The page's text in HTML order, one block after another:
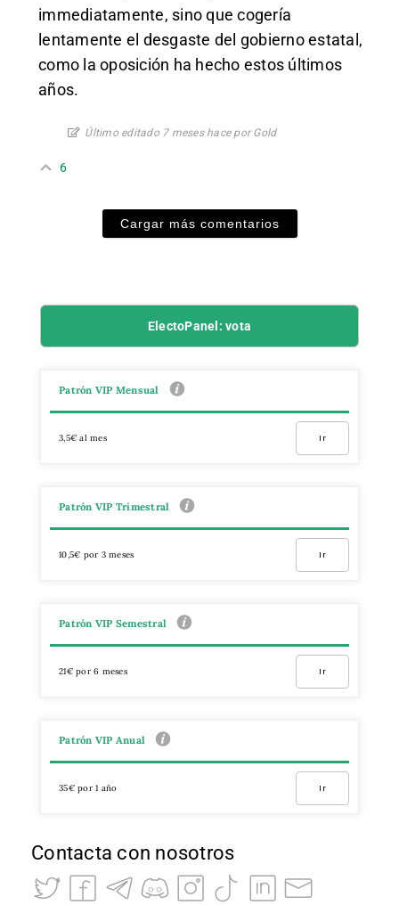
immediatamente, sino que cogería
lentamente el desgaste del gobierno estatal,
como la oposición ha hecho estos últimos
años.
Último editado 7 meses hace por Gold
6
Cargar más comentarios
ElectoPanel: vota
Patrón VIP Mensual
3,5€ al mes Ir
Patrón VIP Trimestral
10,5€ por 3 meses Ir
Patrón VIP Semestral
21€ por 6 meses Ir
Patrón VIP Anual
35€ por 1 año Ir
Contacta con nosotros